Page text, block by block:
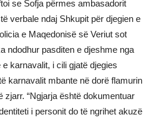
se Sofja përmes ambasadorit
verbale ndaj Shkupit për djegien e
e Maqedonisë së Veriut sot
ndodhur pasditen e djeshme nga
karnavalit, i cili gjatë djegies
karnavalit mbante në dorë flamurin
zjarr. “Ngjarja është dokumentuar
i personit do të ngrihet akuzë